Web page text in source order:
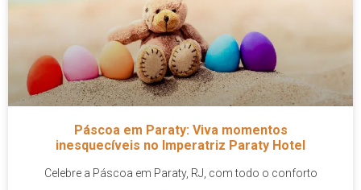
Páscoa em Paraty: Viva momentos
inesquecíveis no Imperatriz Paraty Hotel
Celebre a Páscoa em Paraty, RJ, com todo o conforto